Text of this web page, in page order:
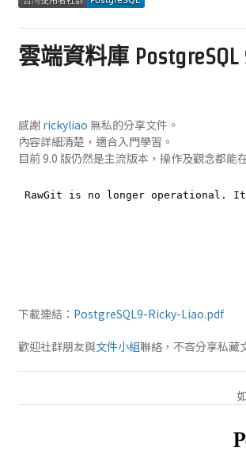
雲端資料庫 PostgreSQL
感謝 rickyliao 無私的分享文件。
內容詳細清楚，適合入門學習。
目前 9.0 版仍然是主流版本，操作及觀念都能
下載連結： PostgreSQL9-Ricky-Liao.pdf
歡迎社群朋友與文件小組聯絡，不吝分享私藏